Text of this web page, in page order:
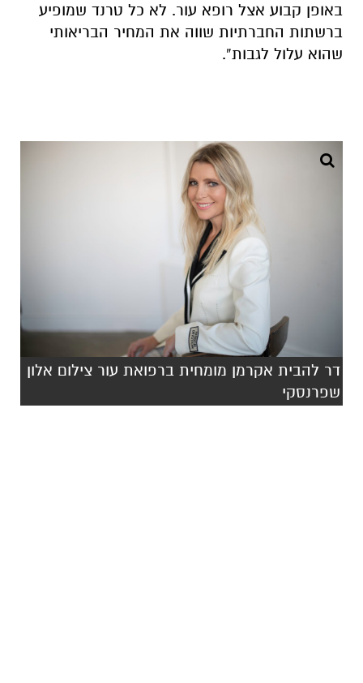
באופן קבוע אצל רופא עור. לא כל טרנד שמופיע
ברשתות החברתיות שווה את המחיר הבריאותי
שהוא עלול לגבות”.
דר להבית אקרמן מומחית ברפואת עור צילום אלון
שפרנסקי